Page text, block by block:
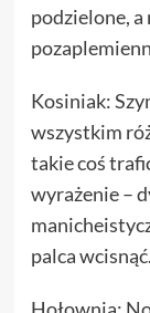
podzielone, a
Kosiniak:
wszystkim
takie coś
wyrażenie –
palca wcisnąć.